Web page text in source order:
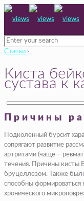
Статьи ›
Киста
сустава к
Причины
Подколенный бурсит
сопрягают развитие
артритами (чаще –
течения. Причины кисты
бруцеллезом. Также
способны формироваться
хронического